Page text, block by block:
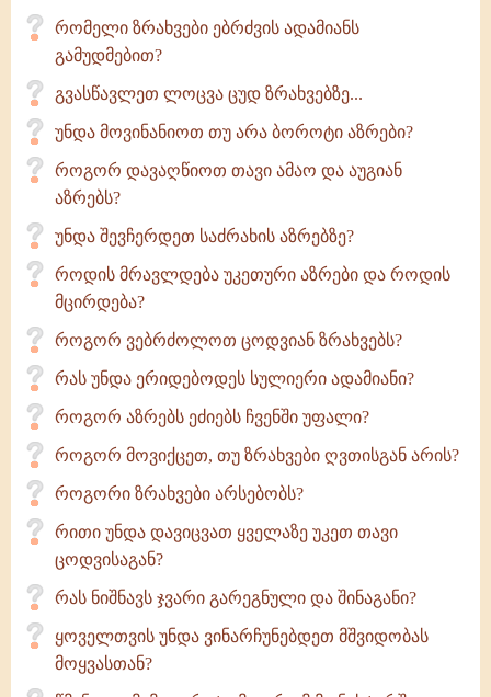
რომელი ზრახვები ებრძვის ადამიანს
გამუდმებით?
გვასწავლეთ ლოცვა ცუდ ზრახვებზე...
უნდა მოვინანიოთ თუ არა ბოროტი აზრები?
როგორ დავაღწიოთ თავი ამაო და აუგიან
აზრებს?
უნდა შევჩერდეთ საძრახის აზრებზე?
როდის მრავლდება უკეთური აზრები და როდის
მცირდება?
როგორ ვებრძოლოთ ცოდვიან ზრახვებს?
რას უნდა ერიდებოდეს სულიერი ადამიანი?
როგორ აზრებს ეძიებს ჩვენში უფალი?
როგორ მოვიქცეთ, თუ ზრახვები ღვთისგან არის?
როგორი ზრახვები არსებობს?
რითი უნდა დავიცვათ ყველაზე უკეთ თავი
ცოდვისაგან?
რას ნიშნავს ჯვარი გარეგნული და შინაგანი?
ყოველთვის უნდა ვინარჩუნებდეთ მშვიდობას
მოყვასთან?